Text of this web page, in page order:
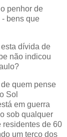
penhor de
bens que
dívida de
não indicou
quem pense
Sol
em guerra
sob qualquer
residentes de 60
um terço dos